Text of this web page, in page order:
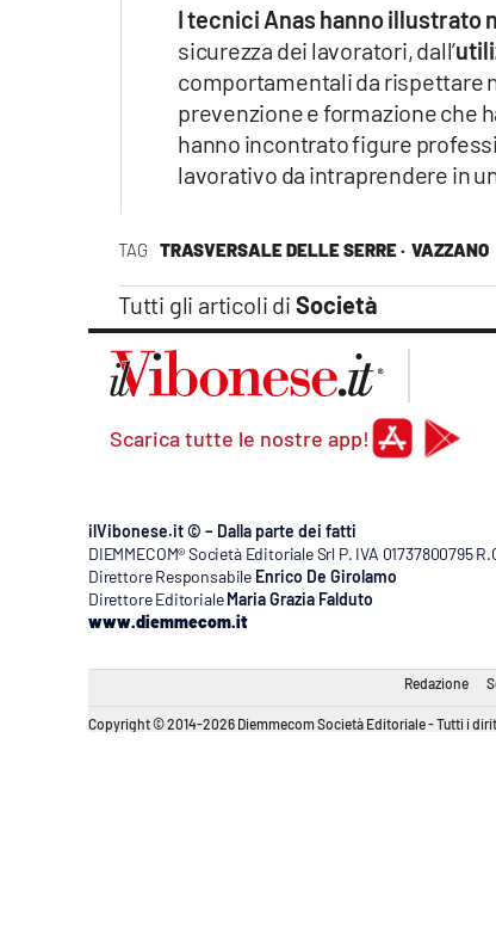
Vai
TAG TRASVERSALE DELLE SERRE · VAZZANO
Tutti gli articoli di Società
I tecnici Anas hanno illustrato
sicurezza dei lavoratori, dall’
comportamentali da rispettare
prevenzione e formazione che
hanno incontrato figure
lavorativo da intraprendere in
Scarica tutte le nostre app!
ilVibonese.it © – Dalla parte dei fatti
DIEMMECOM® Società Editoriale Srl P. IVA 01737800795
Direttore Responsabile Enrico De Girolamo
Direttore Editoriale Maria Grazia Falduto
www.diemmecom.it
Redazione
Copyright © 2014-2026 Diemmecom Società Editoriale - Tutti i